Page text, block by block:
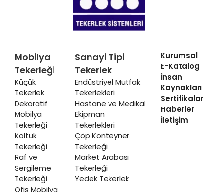
Mobilya
Tekerleği
Küçük
Tekerlek
Dekoratif
Mobilya
Tekerleği
Koltuk
Tekerleği
Raf ve
Sergileme
Tekerleği
Ofis Mobilya
Sanayi Tipi
Tekerlek
Endüstriyel Mutfak
Tekerlekleri
Hastane ve Medikal
Ekipman
Tekerlekleri
Çöp Konteyner
Tekerleği
Market Arabası
Tekerleği
Yedek Tekerlek
Kurumsal
E-Katalog
İnsan
Kaynakları
Sertifikalar
Haberler
İletişim